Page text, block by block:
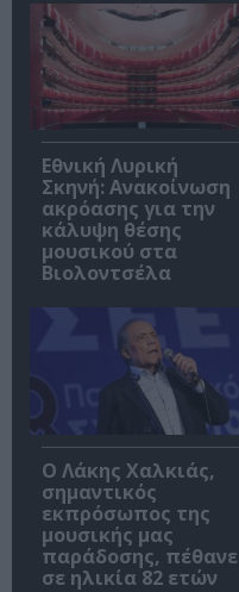
Εθνική Λυρική
Σκηνή: Ανακοίνωση
ακρόασης για την
κάλυψη θέσης
μουσικού στα
Βιολοντσέλα
Ο Λάκης Χαλκιάς,
σημαντικός
εκπρόσωπος της
μουσικής μας
παράδοσης, πέθανε
σε ηλικία 82 ετών